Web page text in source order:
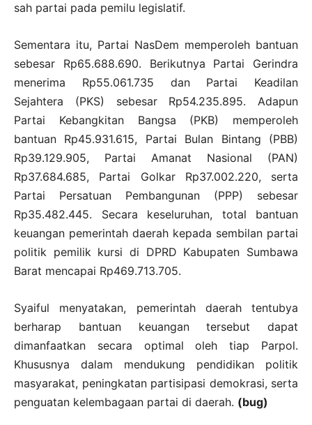
sah partai pada pemilu legislatif.
Sementara itu, Partai NasDem memperoleh bantuan
sebesar Rp65.688.690. Berikutnya Partai Gerindra
menerima Rp55.061.735 dan Partai Keadilan
Sejahtera (PKS) sebesar Rp54.235.895. Adapun
Partai Kebangkitan Bangsa (PKB) memperoleh
bantuan Rp45.931.615, Partai Bulan Bintang (PBB)
Rp39.129.905, Partai Amanat Nasional (PAN)
Rp37.684.685, Partai Golkar Rp37.002.220, serta
Partai Persatuan Pembangunan (PPP) sebesar
Rp35.482.445. Secara keseluruhan, total bantuan
keuangan pemerintah daerah kepada sembilan partai
politik pemilik kursi di DPRD Kabupaten Sumbawa
Barat mencapai Rp469.713.705.
Syaiful menyatakan, pemerintah daerah tentubya
berharap bantuan keuangan tersebut dapat
dimanfaatkan secara optimal oleh tiap Parpol.
Khususnya dalam mendukung pendidikan politik
masyarakat, peningkatan partisipasi demokrasi, serta
penguatan kelembagaan partai di daerah. (bug)